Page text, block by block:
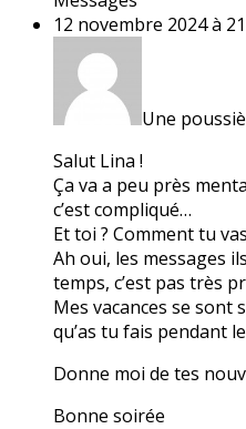
12 novembre 2024 à
Une
Salut Lina !
Ça va a peu près
c’est compliqué…
Et toi ? Comment tu
Ah oui, les messages
temps, c’est pas très
Mes vacances se sont
qu’as tu fais pendant
Donne moi de tes
Bonne soirée